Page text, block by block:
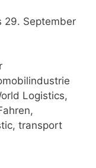
29. September
Logistics,
transport